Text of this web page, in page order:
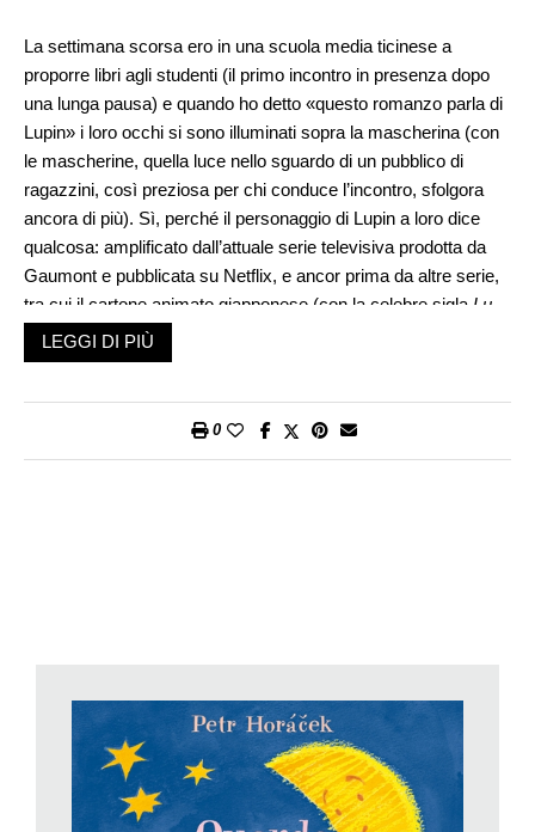
La settimana scorsa ero in una scuola media ticinese a
proporre libri agli studenti (il primo incontro in presenza dopo
una lunga pausa) e quando ho detto «questo romanzo parla di
Lupin» i loro occhi si sono illuminati sopra la mascherina (con
le mascherine, quella luce nello sguardo di un pubblico di
ragazzini, così preziosa per chi conduce l’incontro, sfolgora
ancora di più). Sì, perché il personaggio di Lupin a loro dice
qualcosa: amplificato dall’attuale serie televisiva prodotta da
Gaumont e pubblicata su Netflix, e ancor prima da altre serie,
tra cui il cartone animato giapponese (con la celebre sigla Lu-
pin, Lu-pin, l’incorreggibile
a cui agganciare l’interesse, e rendere più intima questa nuova
Una rilettura davvero nuova, perché, ispirandosi come le altre
serratura della dispensa. Era la notte di Natale del 1886». Ma
quella notte, mentre Lupin ruba dalla dispensa un po’ di cibo
per i più piccini, infreddoliti e affamati, la perfida direttrice
dell’orfanotrofio lo sorprenderà e lo butterà fuori, scalzo, al
gelo, nella neve. «Gettarmi in strada fu il più grande regalo di
LEGGI DI PIÙ
0